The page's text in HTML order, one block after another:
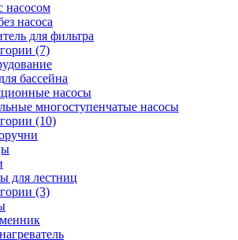
насосом
насоса
для фильтра
(7)
бассейна
насосы
многоступенчатые насосы
(10)
для лестниц
(3)